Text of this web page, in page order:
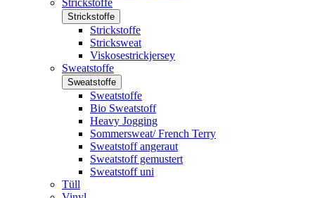
Strickstoffe
Strickstoffe
Strickstoffe
Stricksweat
Viskosestrickjersey
Sweatstoffe
Sweatstoffe
Sweatstoffe
Bio Sweatstoff
Heavy Jogging
Sommersweat/ French Terry
Sweatstoff angeraut
Sweatstoff gemustert
Sweatstoff uni
Tüll